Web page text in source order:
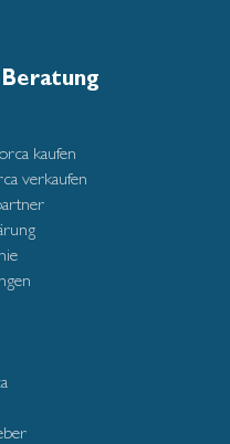
kaufen
verkaufen